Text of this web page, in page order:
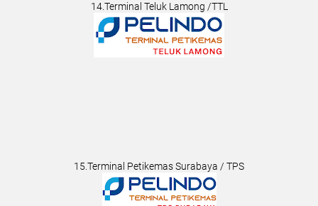
14.Terminal Teluk Lamong /TTL
15.Terminal Petikemas Surabaya / TPS